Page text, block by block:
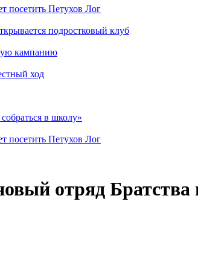
посетить Петухов Лог
подростковый клуб
кампанию
ход
в школу»
посетить Петухов Лог
отряд